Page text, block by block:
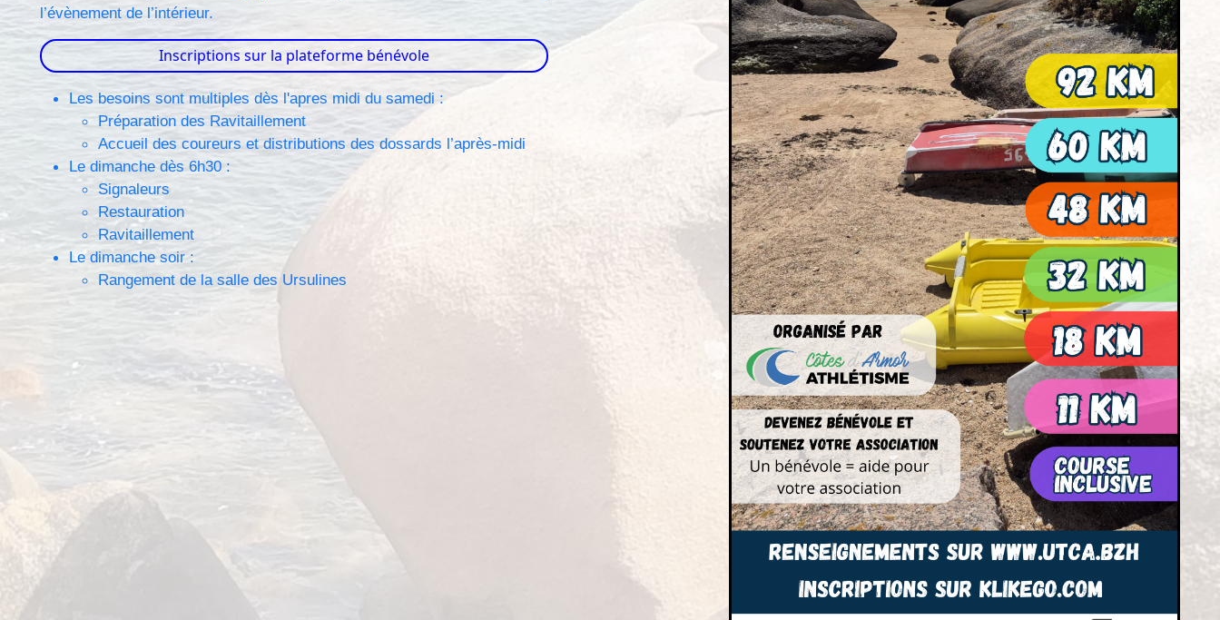
l’évènement de l’intérieur.
Inscriptions sur la plateforme bénévole
Les besoins sont multiples dès l'apres midi du samedi :
Préparation des Ravitaillement
Accueil des coureurs et distributions des dossards l’après-midi
Le dimanche dès 6h30 :
Signaleurs
Restauration
Ravitaillement
Le dimanche soir :
Rangement de la salle des Ursulines